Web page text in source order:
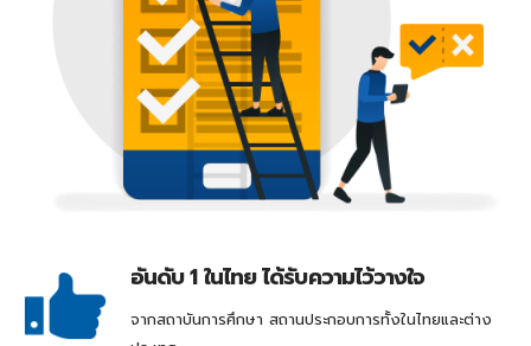
อันดับ 1 ในไทย ได้รับความไว้วางใจ
จากสถาบันการศึกษา สถานประกอบการทั้งในไทยและต่าง